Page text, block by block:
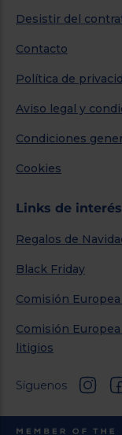
Desistir del
Contacto
Política de
Aviso legal y
Condiciones
Cookies
Links de interés
Regalos de
Black Friday
Comisión
Comisión
litigios
Síguenos